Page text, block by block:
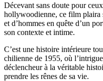
Décevant sans doute pour
hollywoodienne, ce film plaira
et d’hommes en quête d’un
son contexte et intime.
C’est une histoire intérieure
chilienne de 1955, où
déclencheur à la véritable
prendre les rênes de sa vie.